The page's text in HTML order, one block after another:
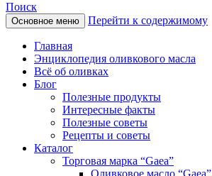
Поиск
Основное меню Перейти к содержимому
Главная
Энциклопедия оливкового масла
Всё об оливках
Блог
Полезные продукты
Интересные факты
Полезные советы
Рецепты и советы
Каталог
Торговая марка “Gaea”
Оливковое масло “Gaea”